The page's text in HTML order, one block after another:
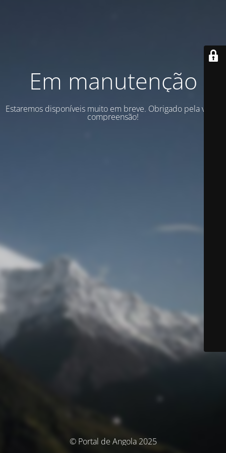
Em manutenção
Estaremos disponíveis muito em breve. Obrigado pela vossa
compreensão!
© Portal de Angola 2025